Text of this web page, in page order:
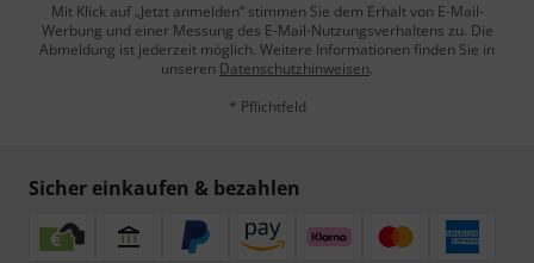
Mit Klick auf „Jetzt anmelden“ stimmen Sie dem Erhalt von E-Mail-
Werbung und einer Messung des E-Mail-Nutzungsverhaltens zu. Die
Abmeldung ist jederzeit möglich. Weitere Informationen finden Sie in
unseren Datenschutzhinweisen.
* Pflichtfeld
Sicher einkaufen & bezahlen